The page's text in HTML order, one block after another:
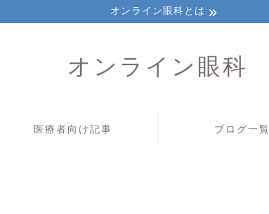
オンライン眼科とは
オンライン眼科
医療者向け記事 ブログ一覧